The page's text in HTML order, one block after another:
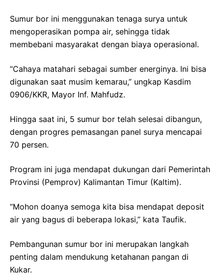
Sumur bor ini menggunakan tenaga surya untuk
mengoperasikan pompa air, sehingga tidak
membebani masyarakat dengan biaya operasional.
“Cahaya matahari sebagai sumber energinya. Ini bisa
digunakan saat musim kemarau,” ungkap Kasdim
0906/KKR, Mayor Inf. Mahfudz.
Hingga saat ini, 5 sumur bor telah selesai dibangun,
dengan progres pemasangan panel surya mencapai
70 persen.
Program ini juga mendapat dukungan dari Pemerintah
Provinsi (Pemprov) Kalimantan Timur (Kaltim).
“Mohon doanya semoga kita bisa mendapat deposit
air yang bagus di beberapa lokasi,” kata Taufik.
Pembangunan sumur bor ini merupakan langkah
penting dalam mendukung ketahanan pangan di
Kukar.